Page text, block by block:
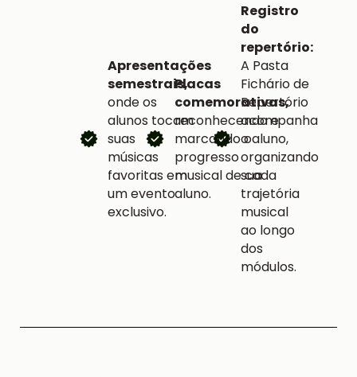
Apresentações
semestrais,
onde os
alunos tocam
suas
músicas
favoritas em
um evento
exclusivo.
Placas
comemorativas,
reconhecendo e
marcando o
progresso
musical de cada
aluno.
Registro
do
repertório:
A Pasta
Fichário de
Repertório
acompanha
o aluno,
organizando
sua
trajetória
musical
ao longo
dos
módulos.